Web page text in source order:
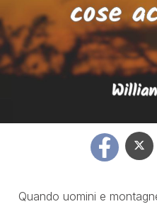
Quando uomini e